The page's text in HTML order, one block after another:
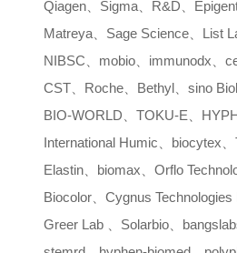
Qiagen
Sigma R&D
Matreya
Sage Science List
NIBSC
mobio immunodx 、
CST
Roche Bethyl 、sino
BIO-WORLD 、TOKU-E
International Humic
biocytex 、
Elastin
biomax 、Orflo
Biocolor 、Cygnus Technologies
Greer Lab
Solarbio